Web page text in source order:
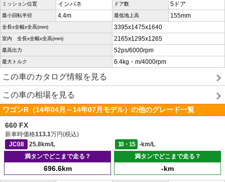
ミッション位置 インパネ ドア数 5ドア
最小回転半径 4.4m 最低地上高 155mm
全長x全幅x全高(mm) 3395x1475x1640
室内 全長x全幅x全高(mm) 2165x1295x1265
最高出力 52ps/6000rpm
最大トルク 6.4kg・m/4000rpm
この車のカタログ情報を見る
この車の相場を見る
ワゴンR（14年04月～14年07月モデル）の他のグレード一覧
660 FX
新車時価格113.1万円(税込)
JC08
25.8km/L 10・15
-km/L
満タンでどこまで走る？
696.6km
満タンでどこまで走る？
-km